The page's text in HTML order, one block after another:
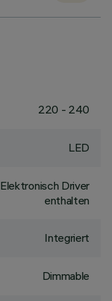
220 - 240
LED
Elektronisch Driver
enthalten
Integriert
Dimmable